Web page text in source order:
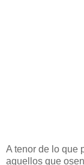
A tenor de lo que
aquellos que